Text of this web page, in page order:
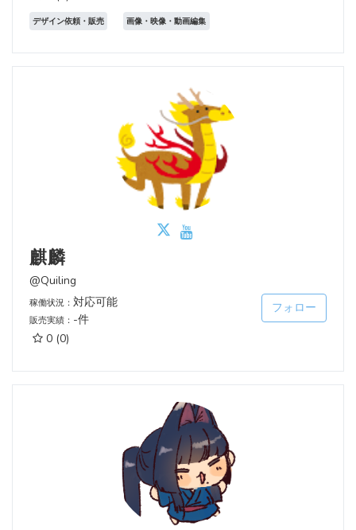
デザイン依頼・販売 画像・映像・動画編集
麒麟
@Quiling
稼働状況： 対応可能
販売実績： -件
0 (0)
フォロー